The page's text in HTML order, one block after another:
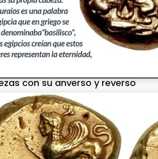
con su anverso y reverso